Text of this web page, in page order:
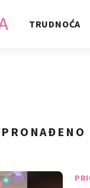
TRUDNOĆA
PRONAĐENO